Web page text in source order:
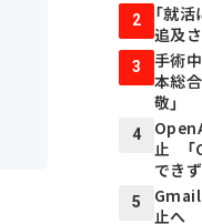
2
「就
追及
3
手術
本総
敬」
4
止 「
できず
5
Gmail
止へ